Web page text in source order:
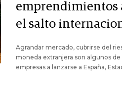
emprendimientos
el salto
Agrandar mercado, cubrirse del
moneda extranjera son algunos
empresas a lanzarse a España,